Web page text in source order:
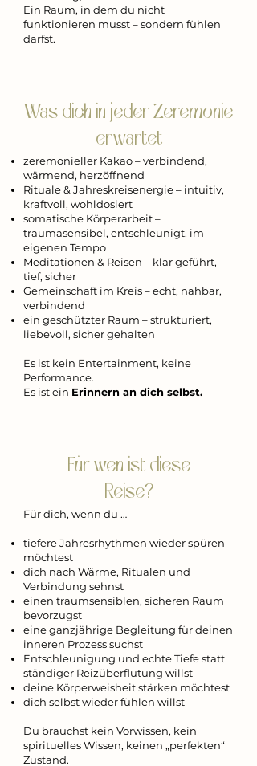
Ein Raum, in dem du nicht
funktionieren musst – sondern fühlen
darfst.
Was dich in jeder Zeremonie
erwartet
zeremonieller Kakao – verbindend,
wärmend, herzöffnend
Rituale & Jahreskreisenergie – intuitiv,
kraftvoll, wohldosiert
somatische Körperarbeit –
traumasensibel, entschleunigt, im
eigenen Tempo
Meditationen & Reisen – klar geführt,
tief, sicher
Gemeinschaft im Kreis – echt, nahbar,
verbindend
ein geschützter Raum – strukturiert,
liebevoll, sicher gehalten
Es ist kein Entertainment, keine
Performance.
Es ist ein Erinnern an dich selbst.
Für wen ist diese
Reise?
Für dich, wenn du …
tiefere Jahresrhythmen wieder spüren
möchtest
dich nach Wärme, Ritualen und
Verbindung sehnst
einen traumsensiblen, sicheren Raum
bevorzugst
eine ganzjährige Begleitung für deinen
inneren Prozess suchst
Entschleunigung und echte Tiefe statt
ständiger Reizüberflutung willst
deine Körperweisheit stärken möchtest
dich selbst wieder fühlen willst
Du brauchst kein Vorwissen, kein
spirituelles Wissen, keinen „perfekten“
Zustand.